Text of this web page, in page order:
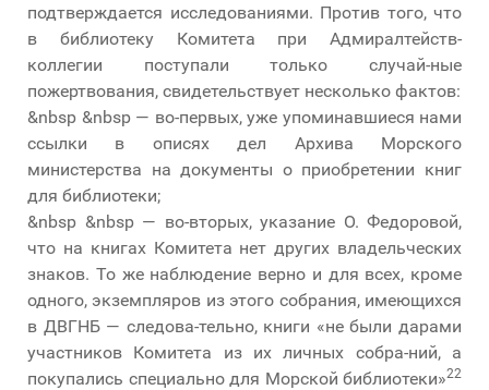
подтверждается исследованиями. Против того, что
в библиотеку Комитета при Адмиралтейств-
коллегии поступали только случай-ные
пожертвования, свидетельствует несколько фактов:
&nbsp &nbsp — во-первых, уже упоминавшиеся нами
ссылки в описях дел Архива Морского
министерства на документы о приобретении книг
для библиотеки;
&nbsp &nbsp — во-вторых, указание О. Федоровой,
что на книгах Комитета нет других владельческих
знаков. То же наблюдение верно и для всех, кроме
одного, экземпляров из этого собрания, имеющихся
в ДВГНБ — следова-тельно, книги «не были дарами
участников Комитета из их личных собра-ний, а
покупались специально для Морской библиотеки»22